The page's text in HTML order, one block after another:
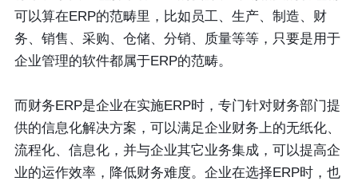
可以算在ERP的范畴里，比如员工、生产、制造、财
务、销售、采购、仓储、分销、质量等等，只要是用于
企业管理的软件都属于ERP的范畴。
而财务ERP是企业在实施ERP时，专门针对财务部门提
供的信息化解决方案，可以满足企业财务上的无纸化、
流程化、信息化，并与企业其它业务集成，可以提高企
业的运作效率，降低财务难度。企业在选择ERP时，也